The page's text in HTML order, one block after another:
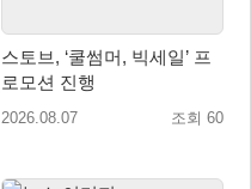
스토브, ‘쿨썸머, 빅세일’ 프
로모션 진행
2026.08.07 조회 60